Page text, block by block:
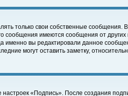
только свои собственные сообщения.
имеются сообщения от
именно вы редактировали данное
могут оставить заметку,
«Подпись». После создания